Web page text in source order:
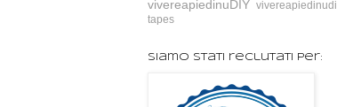
vivereapiedinuDIY vivereapiedinudi
tapes
Siamo stati reclutati per: